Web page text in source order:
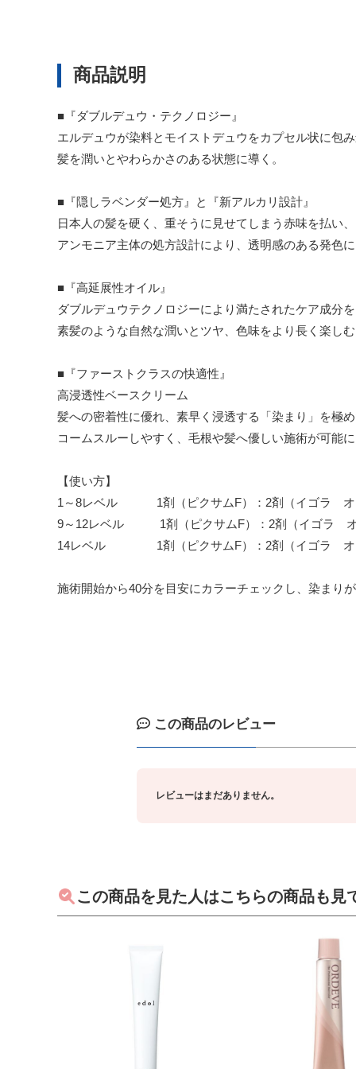
商品説明
■『ダブルデュウ・テクノロジー』
エルデュウが染料とモイストデュウをカプセル状に包
髪を潤いとやわらかさのある状態に導く。
■『隠しラベンダー処方』と『新アルカリ設計』
日本人の髪を硬く、重そうに見せてしまう赤味を払い
アンモニア主体の処方設計により、透明感のある発色
■『高延展性オイル』
ダブルデュウテクノロジーにより満たされたケア成分
素髪のような自然な潤いとツヤ、色味をより長く楽し
■『ファーストクラスの快適性』
高浸透性ベースクリーム
髪への密着性に優れ、素早く浸透する「染まり」を極
コームスルーしやすく、毛根や髪へ優しい施術が可能
【使い方】
1～8レベル 1剤（ピクサムF）：2剤（イゴラ オ
9～12レベル 1剤（ピクサムF）：2剤（イゴラ オ
14レベル 1剤（ピクサムF）：2剤（イゴラ オ
施術開始から40分を目安にカラーチェックし、染まり
この商品のレビュー
レビューはまだありません。
この商品を見た人はこちらの商品も見